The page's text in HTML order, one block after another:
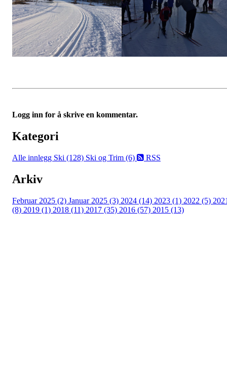
Logg inn for å skrive en kommentar.
Kategori
Alle innlegg Ski (128) Ski og Trim (6) RSS
Arkiv
Februar 2025 (2) Januar 2025 (3) 2024 (14) 2023 (1) 2022 (5)
(8) 2019 (1) 2018 (11) 2017 (35) 2016 (57) 2015 (13)